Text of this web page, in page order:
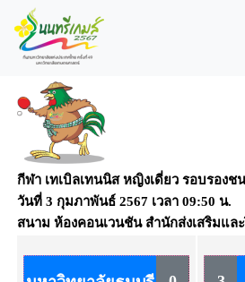
กีฬา เทเบิลเทนนิส หญิงเดี่ยว รอบรองช
วันที่ 3 กุมภาพันธ์ 2567 เวลา 09:50 น.
สนาม ห้องคอนเวนชัน สำนักส่งเสริมแ